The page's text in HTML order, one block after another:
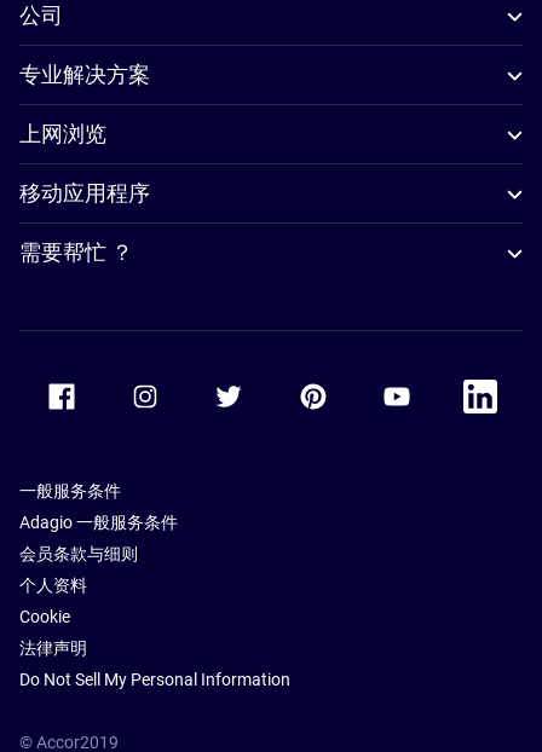
公司
专业解决方案
上网浏览
移动应用程序
需要帮忙 ？
Accor Youtube
Accor
一般服务条件
Adagio 一般服务条件
会员条款与细则
个人资料
Cookie
法律声明
Do Not Sell My Personal Information
© Accor2019